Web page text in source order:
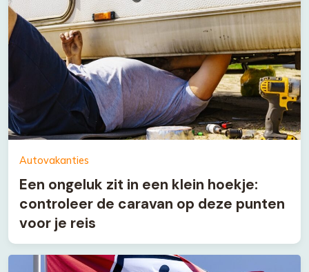
Autovakanties
Een ongeluk zit in een klein hoekje:
controleer de caravan op deze punten
voor je reis